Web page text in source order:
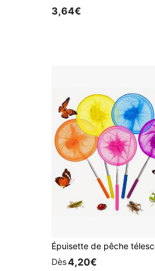
3,64€
Dès4,20€